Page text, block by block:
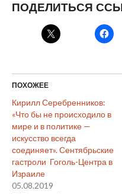
ПОДЕЛИТЬСЯ
ПОХОЖЕЕ
Кирилл Серебренников:
«Что бы не происходило в
мире и в политике —
искусство всегда
соединяет». Сентябрьские
гастроли Гоголь-Центра в
Израиле
05.08.2019